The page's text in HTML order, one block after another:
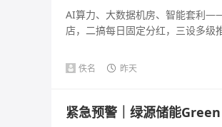
AI算力、大数据机房、智能套利
店，二搞每日固定分红，三设多级
佚名 昨天
紧急预警｜绿源储能